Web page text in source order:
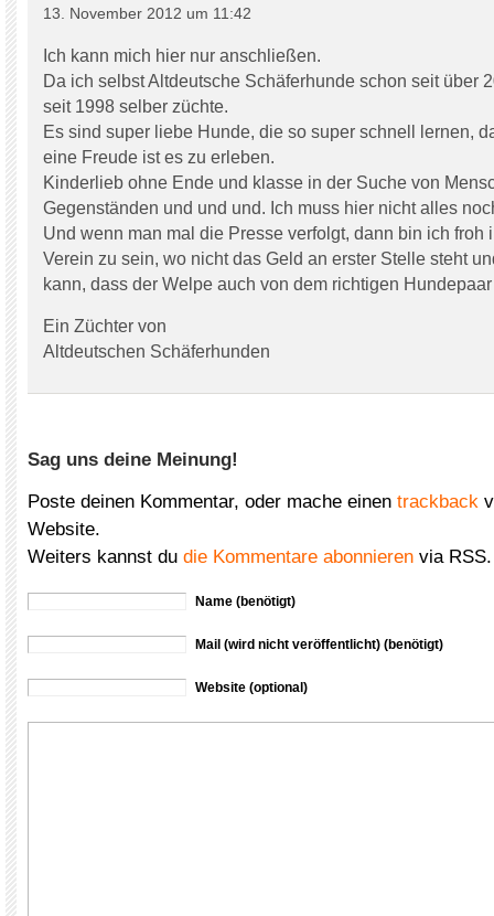
13. November 2012 um 11:42
Ich kann mich hier nur anschließen.
Da ich selbst Altdeutsche Schäferhunde schon seit über
seit 1998 selber züchte.
Es sind super liebe Hunde, die so super schnell lernen,
eine Freude ist es zu erleben.
Kinderlieb ohne Ende und klasse in der Suche von
Gegenständen und und und. Ich muss hier nicht alles
Und wenn man mal die Presse verfolgt, dann bin ich froh
Verein zu sein, wo nicht das Geld an erster Stelle steht
kann, dass der Welpe auch von dem richtigen
Ein Züchter von
Altdeutschen Schäferhunden
Sag uns deine Meinung!
Poste deinen Kommentar, oder mache einen trackback
Website.
Weiters kannst du die Kommentare abonnieren via RSS.
Name (benötigt)
Mail (wird nicht veröffentlicht) (benötigt)
Website (optional)